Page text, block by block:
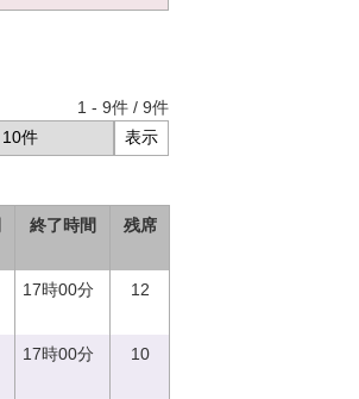
1 - 9件 / 9件
終了時間 残席
17時00分 12
17時00分 10